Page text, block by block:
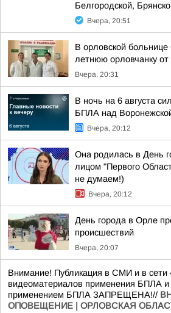
Белгородской,
Вчера, 20:51
В орловской
летнюю орловчанку
Вчера, 20:31
В ночь на 6 августа
БПЛА над
Вчера, 20:12
Она родилась в День
лицом "Первого
не думаем!)
Вчера, 20:12
День города в Орле
происшествий
Вчера, 20:07
Внимание! Публикация в СМИ и в сети
видеоматериалов применения БПЛА и
применением БПЛА ЗАПРЕЩЕНА!//
ОПОВЕЩЕНИЕ | ОРЛОВСКАЯ